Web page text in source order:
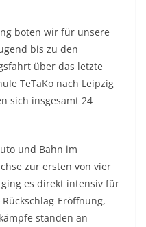
boten wir für unsere
bis zu den
über das letzte
TeTaKo nach Leipzig
sich insgesamt 24
und Bahn im
zur ersten von vier
es direkt intensiv für
Eröffnung,
standen an